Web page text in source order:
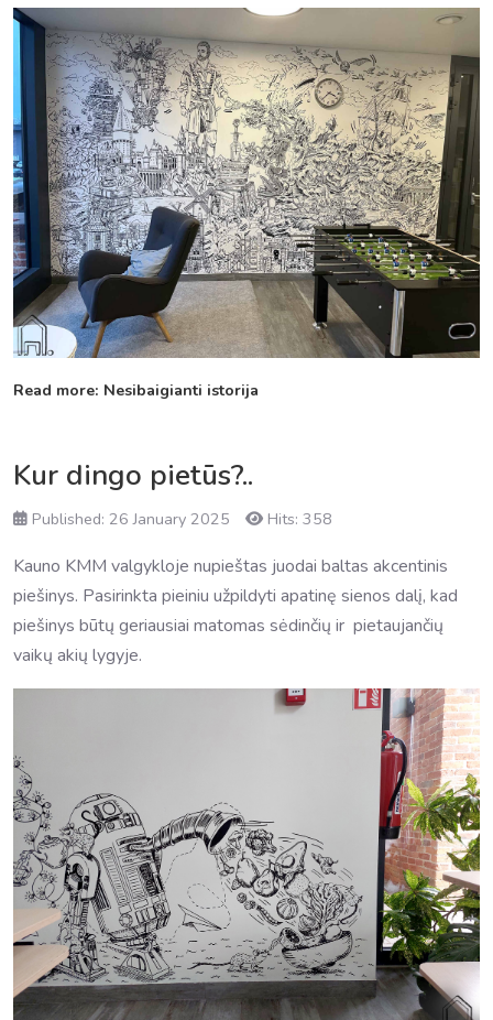
Read more: Nesibaigianti istorija
Kur dingo pietūs?..
Published: 26 January 2025 Hits: 358
Kauno KMM valgykloje nupieštas juodai baltas akcentinis
piešinys. Pasirinkta pieiniu užpildyti apatinę sienos dalį, kad
piešinys būtų geriausiai matomas sėdinčių ir pietaujančių
vaikų akių lygyje.